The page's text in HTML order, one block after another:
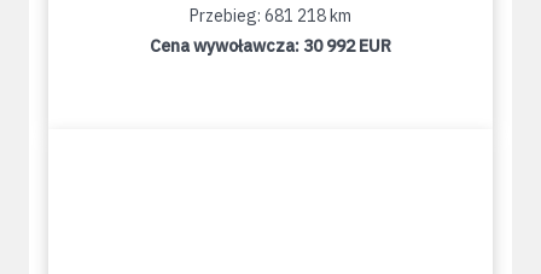
Przebieg: 681 218 km
Cena wywoławcza: 30 992 EUR